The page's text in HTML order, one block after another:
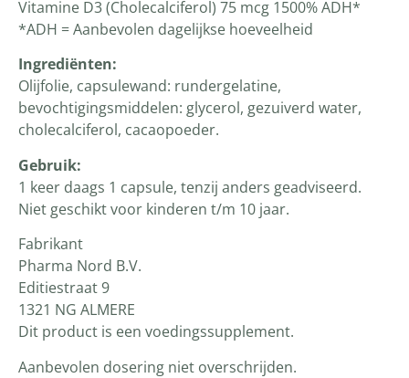
Vitamine D3 (Cholecalciferol) 75 mcg 1500% ADH*
*ADH = Aanbevolen dagelijkse hoeveelheid
Ingrediënten:
Olijfolie, capsulewand: rundergelatine,
bevochtigingsmiddelen: glycerol, gezuiverd water,
cholecalciferol, cacaopoeder.
Gebruik:
1 keer daags 1 capsule, tenzij anders geadviseerd.
Niet geschikt voor kinderen t/m 10 jaar.
Fabrikant
Pharma Nord B.V.
Editiestraat 9
1321 NG ALMERE
Dit product is een voedingssupplement.
Aanbevolen dosering niet overschrijden.